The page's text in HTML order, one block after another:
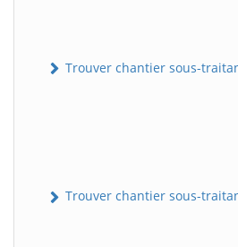
Trouver chantier sous-
Trouver chantier sous-